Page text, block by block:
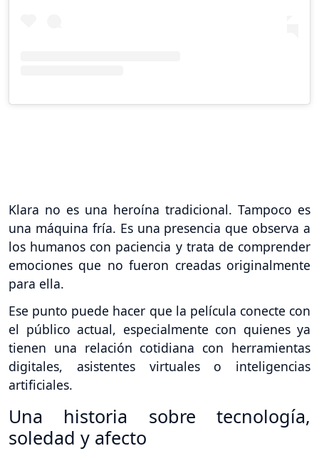
Klara no es una heroína tradicional. Tampoco es
una máquina fría. Es una presencia que observa a
los humanos con paciencia y trata de comprender
emociones que no fueron creadas originalmente
para ella.
Ese punto puede hacer que la película conecte con
el público actual, especialmente con quienes ya
tienen una relación cotidiana con herramientas
digitales, asistentes virtuales o inteligencias
artificiales.
Una historia sobre tecnología,
soledad y afecto